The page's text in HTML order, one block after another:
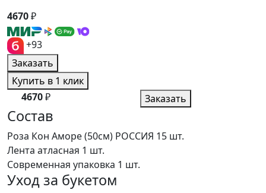
4670₽
+93
Заказать
Купить в 1 клик
4670₽ Заказать
Состав
Роза Кон Аморе (50см) РОССИЯ 15 шт.
Лента атласная 1 шт.
Современная упаковка 1 шт.
Уход за букетом